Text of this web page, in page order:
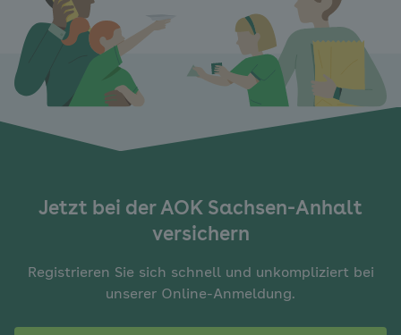
Jetzt bei der AOK Sachsen-Anhalt
versichern
Registrieren Sie sich schnell und unkompliziert bei
unserer Online-Anmeldung.